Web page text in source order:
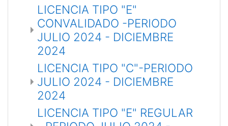
LICENCIA TIPO "E"
CONVALIDADO -PERIODO
JULIO 2024 - DICIEMBRE
2024
LICENCIA TIPO "C"-PERIODO
JULIO 2024 - DICIEMBRE
2024
LICENCIA TIPO "E" REGULAR